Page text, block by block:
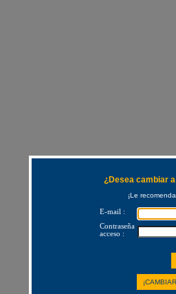
¿Desea cambiar
¡Le
E-mail :
Contraseña
acceso :